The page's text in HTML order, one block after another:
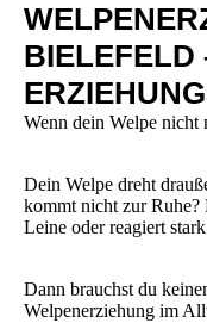
BIELEFELD
Wenn dein Welpe nicht
Dein Welpe dreht
kommt nicht zur Ruhe?
Leine oder reagiert
Dann brauchst du
Welpenerziehung im